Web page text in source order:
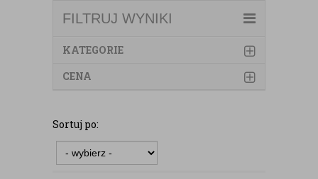
FILTRUJ WYNIKI
KATEGORIE
CENA
Sortuj po: